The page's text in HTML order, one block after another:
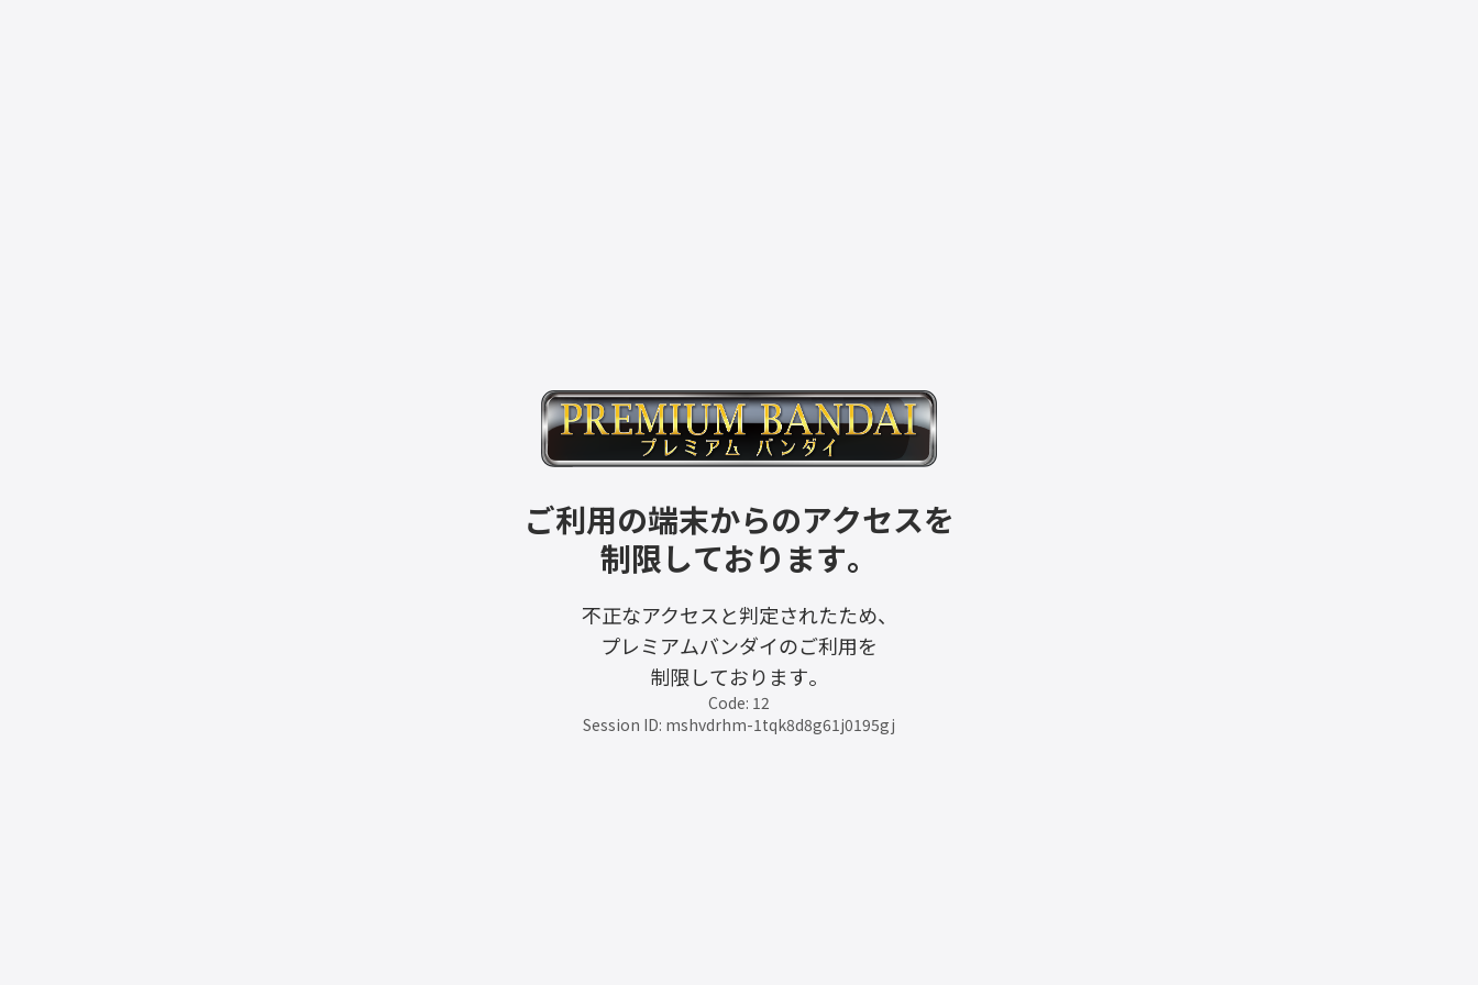
ご利用の端末からのアクセスを
制限しております。
不正なアクセスと判定されたため、
プレミアムバンダイのご利用を
制限しております。
Code: 12
Session ID: mshvdrhm-1tqk8d8g61j0195gj